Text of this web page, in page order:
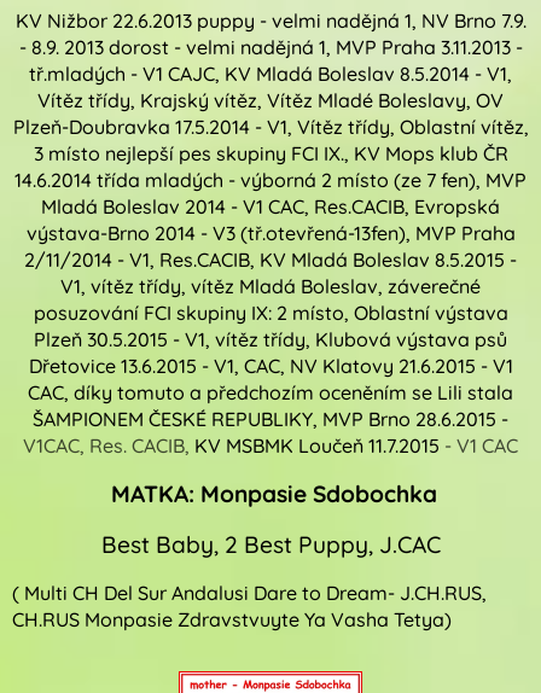
KV Nižbor 22.6.2013 puppy - velmi nadějná 1, NV Brno 7.9.
- 8.9. 2013 dorost - velmi nadějná 1, MVP Praha 3.11.2013 -
tř.mladých - V1 CAJC, KV Mladá Boleslav 8.5.2014 - V1,
Vítěz třídy, Krajský vítěz, Vítěz Mladé Boleslavy, OV
Plzeň-Doubravka 17.5.2014 - V1, Vítěz třídy, Oblastní vítěz,
3 místo nejlepší pes skupiny FCI IX., KV Mops klub ČR
14.6.2014 třída mladých - výborná 2 místo (ze 7 fen), MVP
Mladá Boleslav 2014 - V1 CAC, Res.CACIB, Evropská
výstava-Brno 2014 - V3 (tř.otevřená-13fen), MVP Praha
2/11/2014 - V1, Res.CACIB, KV Mladá Boleslav 8.5.2015 -
V1, vítěz třídy, vítěz Mladá Boleslav, záverečné
posuzování FCI skupiny IX: 2 místo, Oblastní výstava
Plzeň 30.5.2015 - V1, vítěz třídy, Klubová výstava psů
Dřetovice 13.6.2015 - V1, CAC, NV Klatovy 21.6.2015 - V1
CAC, díky tomuto a předchozím oceněním se Lili stala
ŠAMPIONEM ČESKÉ REPUBLIKY, MVP Brno 28.6.2015 -
V1CAC, Res. CACIB, KV MSBMK Loučeň 11.7.2015 - V1 CAC
MATKA: Monpasie Sdobochka
Best Baby, 2 Best Puppy, J.CAC
( Multi CH Del Sur Andalusi Dare to Dream- J.CH.RUS,
CH.RUS Monpasie Zdravstvuyte Ya Vasha Tetya)